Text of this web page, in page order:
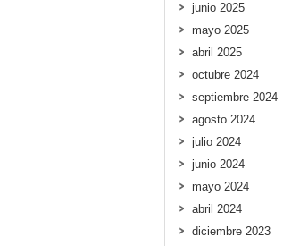
junio 2025
mayo 2025
abril 2025
octubre 2024
septiembre 2024
agosto 2024
julio 2024
junio 2024
mayo 2024
abril 2024
diciembre 2023